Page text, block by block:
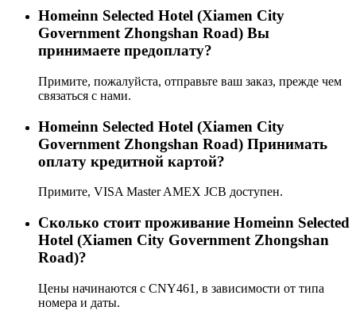
Homeinn Selected Hotel (Xiamen City
Government Zhongshan Road) Вы
принимаете предоплату?
Примите, пожалуйста, отправьте ваш заказ, прежде чем
связаться с нами.
Homeinn Selected Hotel (Xiamen City
Government Zhongshan Road) Принимать
оплату кредитной картой?
Примите, VISA Master AMEX JCB доступен.
Сколько стоит проживаниe Homeinn Selected
Hotel (Xiamen City Government Zhongshan
Road)?
Цены начинаются с CNY461, в зависимости от типа
номера и даты.